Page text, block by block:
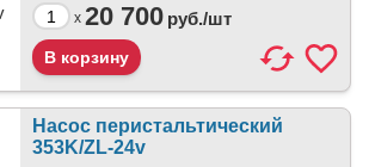
x 20 700 руб./шт
Насос перистальтический
353K/ZL-24v